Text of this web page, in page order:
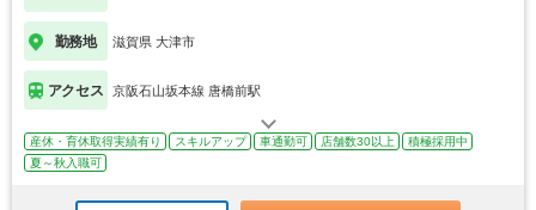
勤務地 滋賀県 大津市
アクセス 京阪石山坂本線 唐橋前駅
産休・育休取得実績有り スキルアップ 車通勤可 店舗数30以上
積極採用中
夏～秋入職可